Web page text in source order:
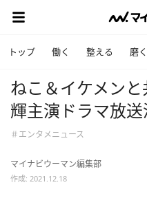
トップ 働く 整える 磨く
ねこ＆イケメン
輝主演ドラマ放送
＃エンタメニュース
マイナビウーマン編集部
作成: 2021.12.18